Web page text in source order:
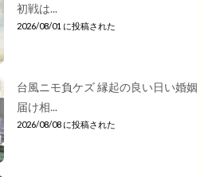
初戦は...
2026/08/01 に投稿された
台風ニモ負ケズ 縁起の良い日い婚姻
届け相...
2026/08/08 に投稿された